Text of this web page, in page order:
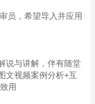
员，希望导入并应用
说与讲解，伴有随堂
文视频案例分析+互
用